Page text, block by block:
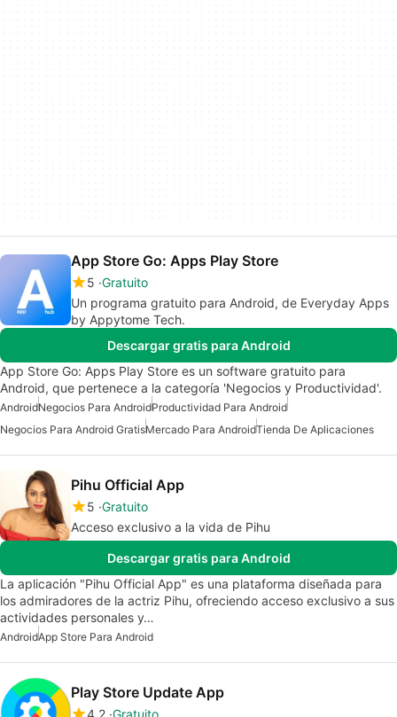
App Store Go: Apps Play Store
5 Gratuito
Un programa gratuito para Android, de Everyday Apps
by Appytome Tech.
Descargar gratis para Android
App Store Go: Apps Play Store es un software gratuito para
Android, que pertenece a la categoría 'Negocios y Productividad'.
AndroidNegocios Para AndroidProductividad Para Android
Negocios Para Android GratisMercado Para AndroidTienda De Aplicaciones
Pihu Official App
5 Gratuito
Acceso exclusivo a la vida de Pihu
Descargar gratis para Android
La aplicación "Pihu Official App" es una plataforma diseñada para
los admiradores de la actriz Pihu, ofreciendo acceso exclusivo a sus
actividades personales y…
AndroidApp Store Para Android
Play Store Update App
4.2 Gratuito